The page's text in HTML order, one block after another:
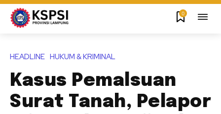
0
HEADLINE HUKUM & KRIMINAL
Kasus Pemalsuan
Surat Tanah, Pelapor